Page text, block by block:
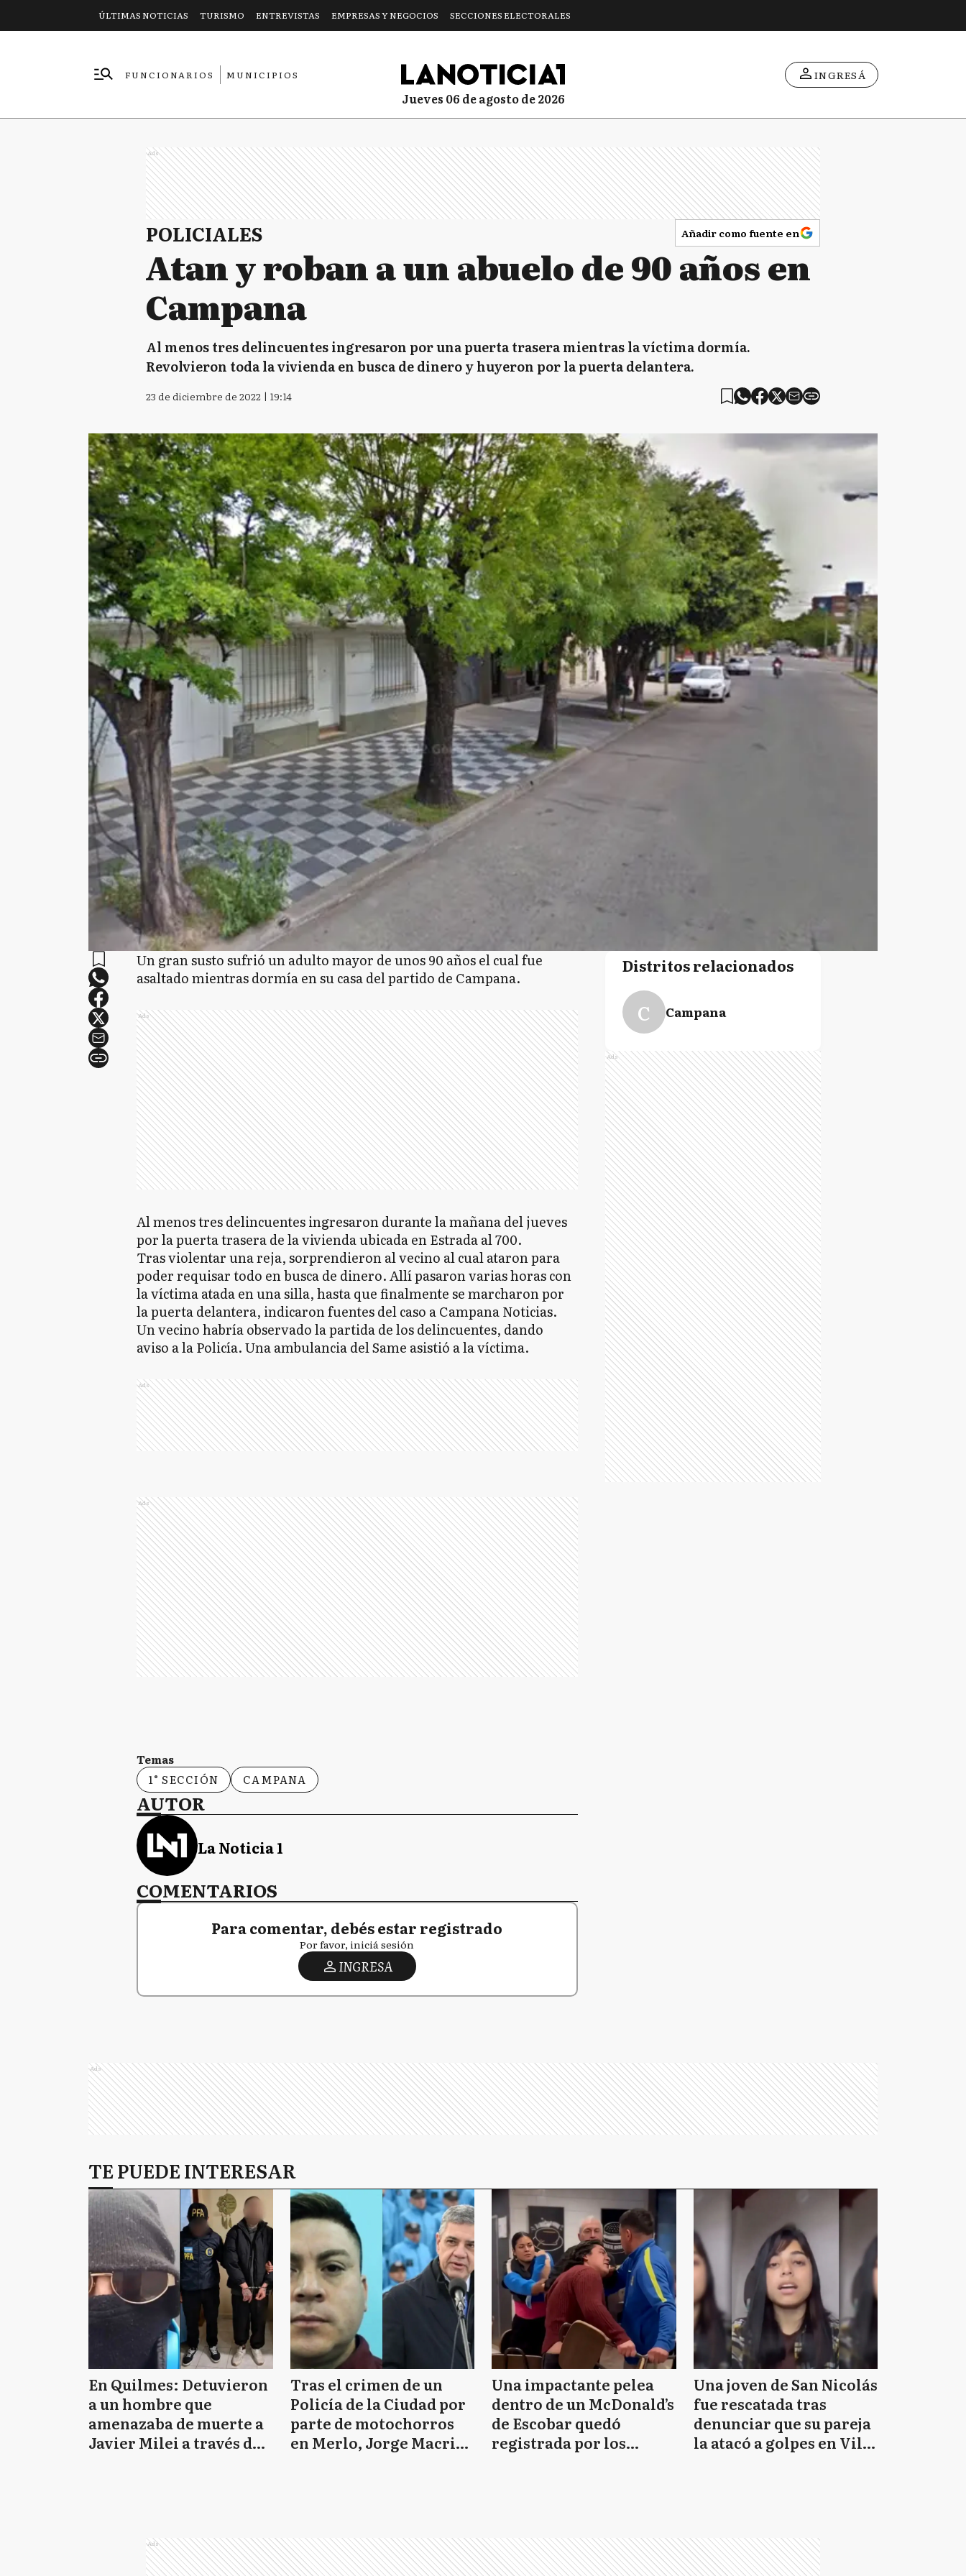
ÚLTIMAS NOTICIAS TURISMO ENTREVISTAS EMPRESAS Y NEGOCIOS SECCIONES ELECTORALES
FUNCIONARIOS
MUNICIPIOS
jueves 06 de agosto de 2026
INGRESÁ
Ads
POLICIALES Añadir como fuente en
Atan y roban a un abuelo de 90 años en
Campana
Al menos tres delincuentes ingresaron por una puerta trasera mientras la víctima dormía.
Revolvieron toda la vivienda en busca de dinero y huyeron por la puerta delantera.
23 de diciembre de 2022 | 19:14
Un gran susto sufrió un adulto mayor de unos 90 años el cual fue
asaltado mientras dormía en su casa del partido de Campana.
Ads
Al menos tres delincuentes ingresaron durante la mañana del jueves
por la puerta trasera de la vivienda ubicada en Estrada al 700.
Tras violentar una reja, sorprendieron al vecino al cual ataron para
poder requisar todo en busca de dinero. Allí pasaron varias horas con
la víctima atada en una silla, hasta que finalmente se marcharon por
la puerta delantera, indicaron fuentes del caso a Campana Noticias.
Un vecino habría observado la partida de los delincuentes, dando
aviso a la Policía. Una ambulancia del Same asistió a la víctima.
Ads
Ads
Temas
1° SECCIÓN
CAMPANA
AUTOR
La Noticia 1
COMENTARIOS
Para comentar, debés estar registrado
Por favor, iniciá sesión
INGRESA
Distritos relacionados
C Campana
Ads
Ads
TE PUEDE INTERESAR
En Quilmes: Detuvieron
a un hombre que
amenazaba de muerte a
Javier Milei a través de
Tras el crimen de un
Policía de la Ciudad por
parte de motochorros
en Merlo, Jorge Macri
Una impactante pelea
dentro de un McDonald’s
de Escobar quedó
registrada por los
Una joven de San Nicolás
fue rescatada tras
denunciar que su pareja
la atacó a golpes en Villa
Ads